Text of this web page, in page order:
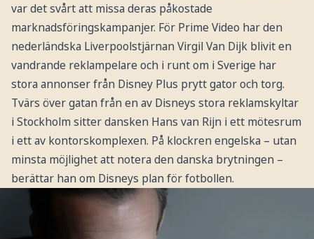
var det svårt att missa deras påkostade
marknadsföringskampanjer. För Prime Video har den
nederländska Liverpoolstjärnan Virgil Van Dijk blivit en
vandrande reklampelare och i runt om i Sverige har
stora annonser från Disney Plus prytt gator och torg.
Tvärs över gatan från en av Disneys stora reklamskyltar
i Stockholm sitter dansken Hans van Rijn i ett mötesrum
i ett av kontorskomplexen. På klockren engelska – utan
minsta möjlighet att notera den danska brytningen –
berättar han om Disneys plan för fotbollen.